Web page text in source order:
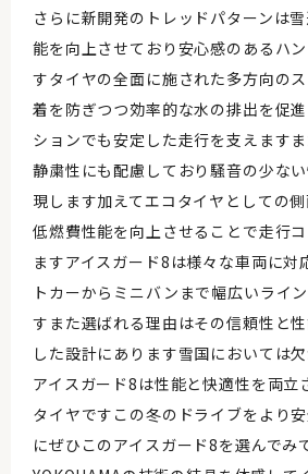
さらに新開発のトレッドパターンは
能を向上させており安心感のあるハ
すタイヤの全面に施された多方向の
着を防ぎつつ効率的な水の排出を促
ションでも安定した走行を支えます
静粛性にも配慮しており騒音の少な
現します加えてエコタイヤとしての
低燃費性能を向上させることで走行
ますアイスガード8は様々な車両に対
トカーからミニバンまで幅広いライ
すまた選ばれる理由はその信頼性と
した設計にあります雪国においては
アイスガード8は性能と快適性を両立
タイヤですこの冬のドライブをより
にぜひこのアイスガード8を選んでみ